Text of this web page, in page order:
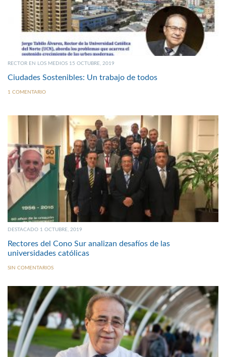
RECTOR EN LOS MEDIOS 15 OCTUBRE, 2019
Ciudades Sostenibles: Un trabajo de todos
1 COMENTARIO
DESTACADO 1 OCTUBRE, 2019
Rectores del Cono Sur analizan desafíos de las
universidades católicas
SIN COMENTARIOS